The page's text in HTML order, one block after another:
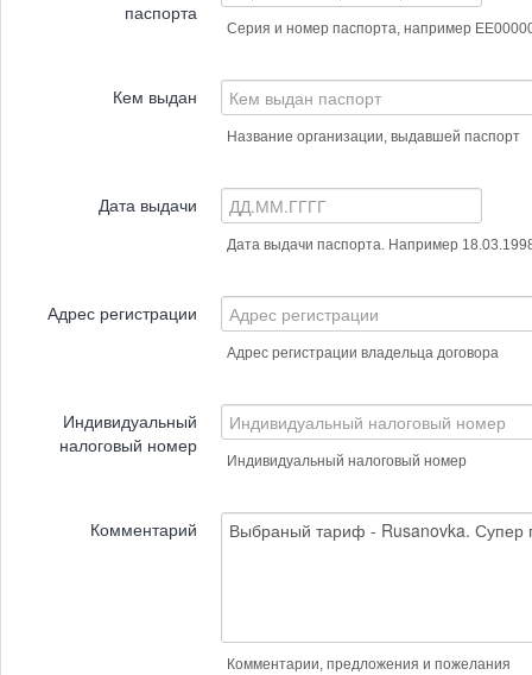
паспорта
Серия и номер паспорта, например
Кем выдан
Название организации, выдавшей паспорт
Дата выдачи
Дата выдачи паспорта. Например
Адрес регистрации
Адрес регистрации владельца договора
Индивидуальный
налоговый номер
Индивидуальный налоговый номер
Комментарий
Комментарии, предложения и пожелания